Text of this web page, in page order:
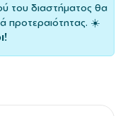
του διαστήματος θα
προτεραιότητας. ☀️